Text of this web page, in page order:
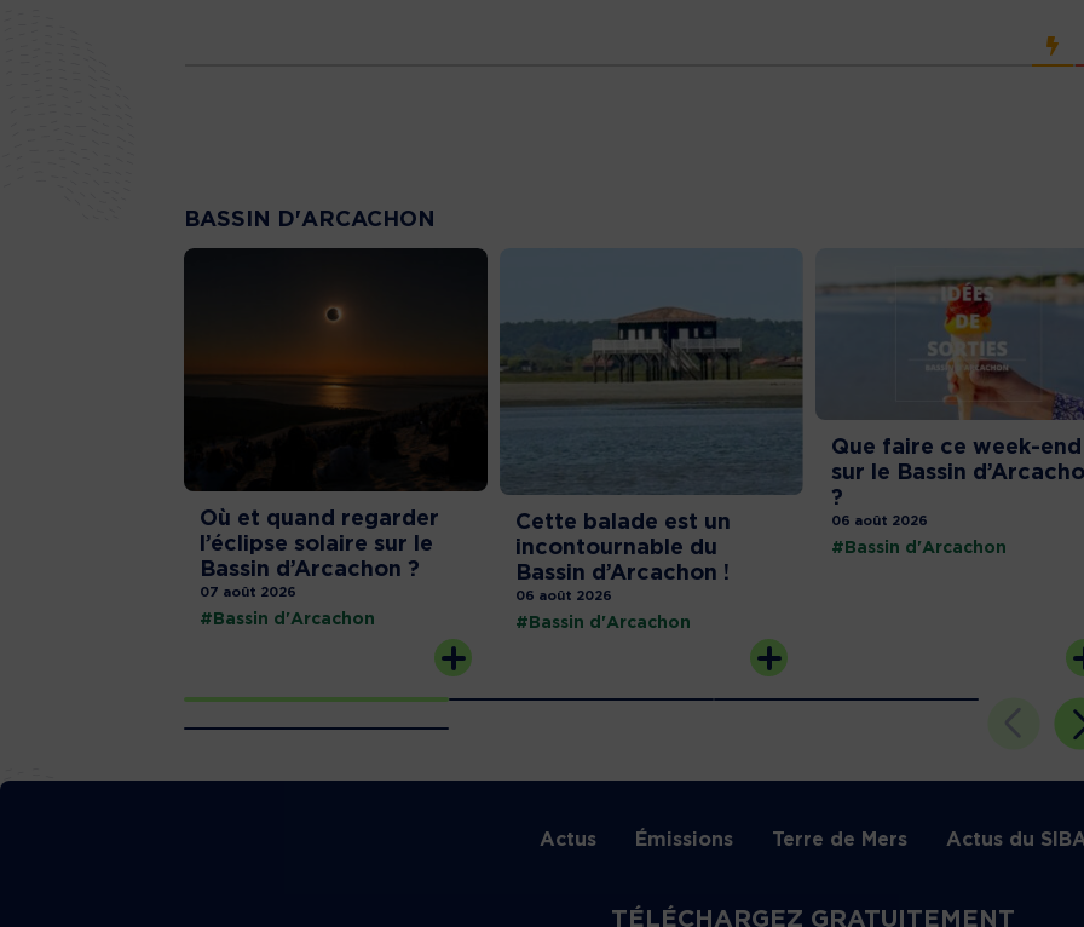
BASSIN D'ARCACHON
Où et quand regarder
l’éclipse solaire sur le
Bassin d’Arcachon ?
07 août 2026
#Bassin d'Arcachon
Cette balade est un
incontournable du
Bassin d’Arcachon !
06 août 2026
#Bassin d'Arcachon
Que faire ce week-end
sur le Bassin
?
06 août 2026
#Bassin d'Arcachon
Actus Émissions Terre de Mers Actus du
TÉLÉCHARGEZ GRATUITEMENT